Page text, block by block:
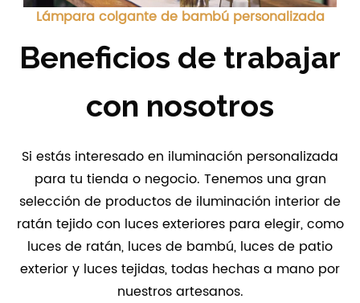
Lámpara colgante de bambú personalizada
Beneficios de trabajar
con nosotros
Si estás interesado en iluminación personalizada
para tu tienda o negocio. Tenemos una gran
selección de productos de iluminación interior de
ratán tejido con luces exteriores para elegir, como
luces de ratán, luces de bambú, luces de patio
exterior y luces tejidas, todas hechas a mano por
nuestros artesanos.